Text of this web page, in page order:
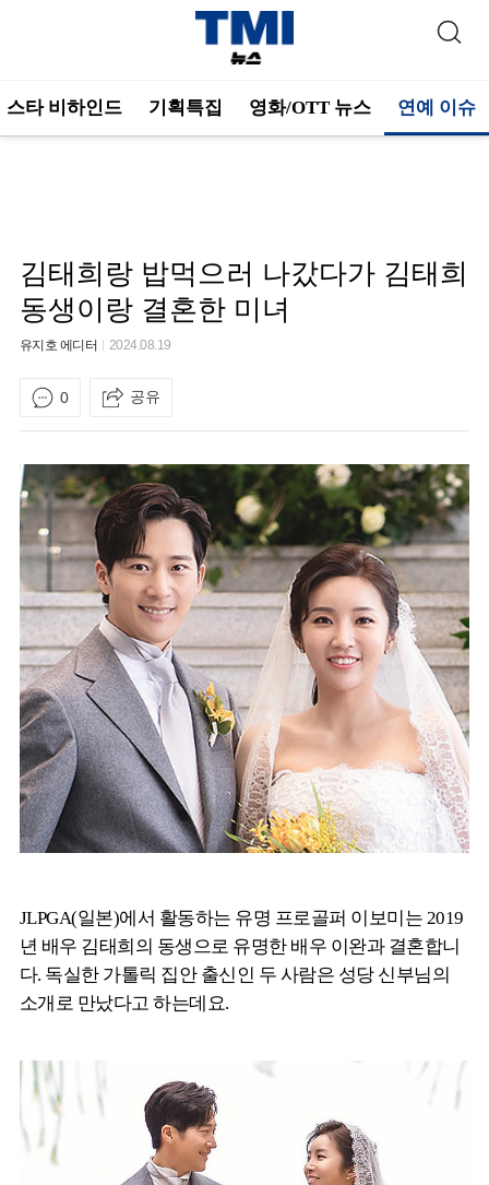
스타 비하인드 기획특집 영화/OTT 뉴스 연예 이슈
김태희랑 밥먹으러 나갔다가 김태희
동생이랑 결혼한 미녀
유지호 에디터 2024.08.19
0 공유
JLPGA(일본)에서 활동하는 유명 프로골퍼 이보미는 2019
년 배우 김태희의 동생으로 유명한 배우 이완과 결혼합니
다. 독실한 가톨릭 집안 출신인 두 사람은 성당 신부님의
소개로 만났다고 하는데요.